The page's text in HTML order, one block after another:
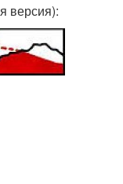
версия):